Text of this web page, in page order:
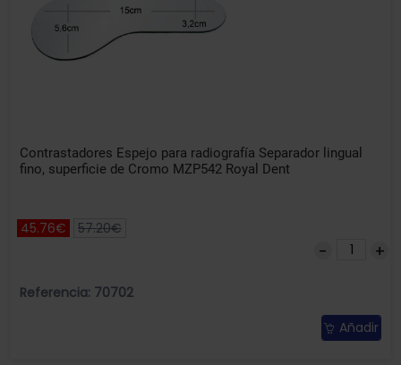
Contrastadores Espejo para radiografía Separador lingual
fino, superficie de Cromo MZP542 Royal Dent
45.76€ 57.20€
Referencia: 70702
Añadir